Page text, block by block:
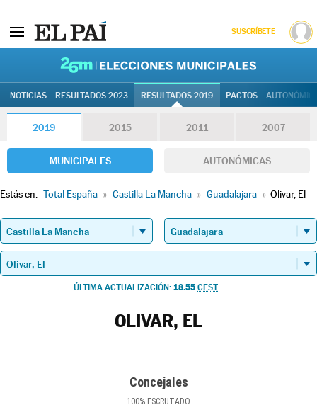
SUSCRÍBETE
NOTICIAS RESULTADOS 2023 RESULTADOS 2019 PACTOS
2019 2015 2011 2007
MUNICIPALES AUTONÓMICAS
Estás en: Total España » Castilla La Mancha » Guadalajara » Olivar, El
ÚLTIMA ACTUALIZACIÓN: 18.55 CEST
OLIVAR, EL
Concejales
100% ESCRUTADO